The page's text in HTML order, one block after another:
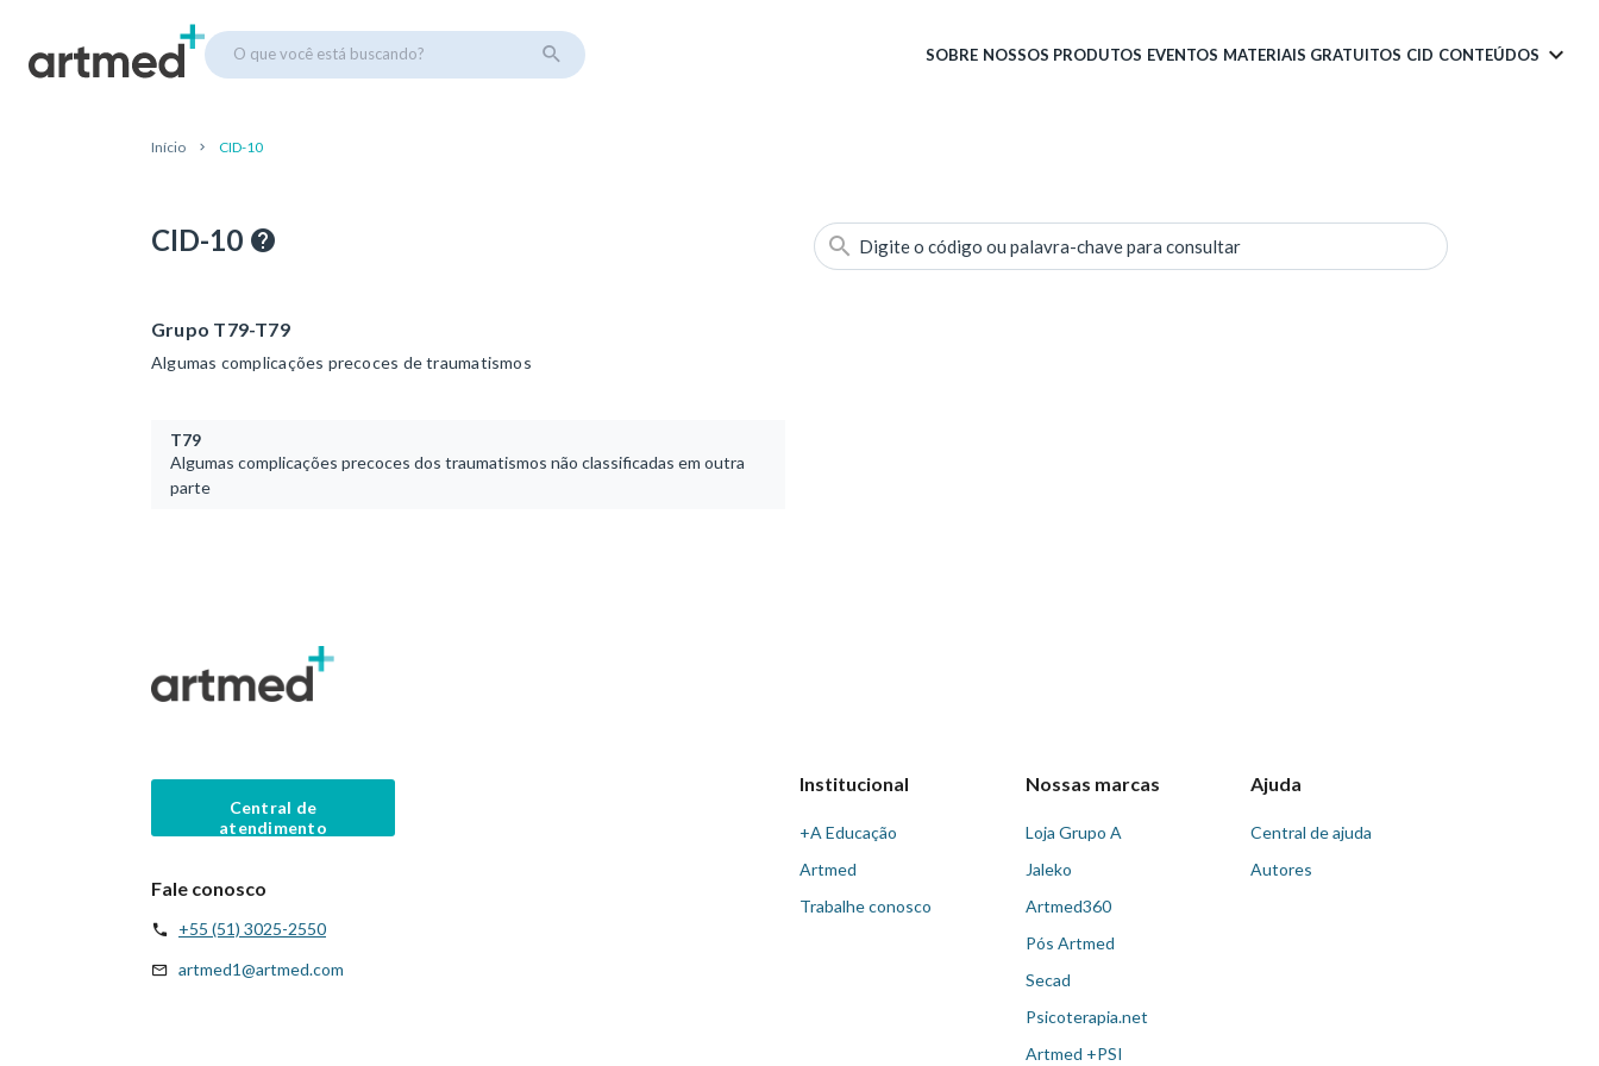
O que você está buscando? SOBRE NOSSOS PRODUTOS EVENTOS MATERIAIS GRATUITOS CID CONTEÚDOS
Início CID-10
CID-10 Digite o código ou palavra-chave para consultar
Grupo T79-T79
Algumas complicações precoces de traumatismos
T79
Algumas complicações precoces dos traumatismos não classificadas em outra
parte
Central de
atendimento
Fale conosco
+55 (51) 3025-2550
artmed1@artmed.com
Institucional
+A Educação
Artmed
Trabalhe conosco
Nossas marcas
Loja Grupo A
Jaleko
Artmed360
Pós Artmed
Secad
Psicoterapia.net
Artmed +PSI
Ajuda
Central de ajuda
Autores